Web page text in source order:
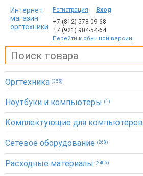
Интернет
магазин
оргтехники
Регистрация Вход
+7 (812) 578-09-68
+7 (921) 904-54-64
Перейти к обычной версии
Оргтехника (355)
Ноутбуки и компьютеры (1)
Комплектующие для компьютеров
Сетевое оборудование (268)
Расходные материалы (2406)